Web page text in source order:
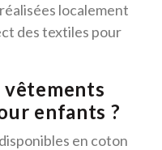
localement
des textiles pour
vêtements
enfants ?
en coton